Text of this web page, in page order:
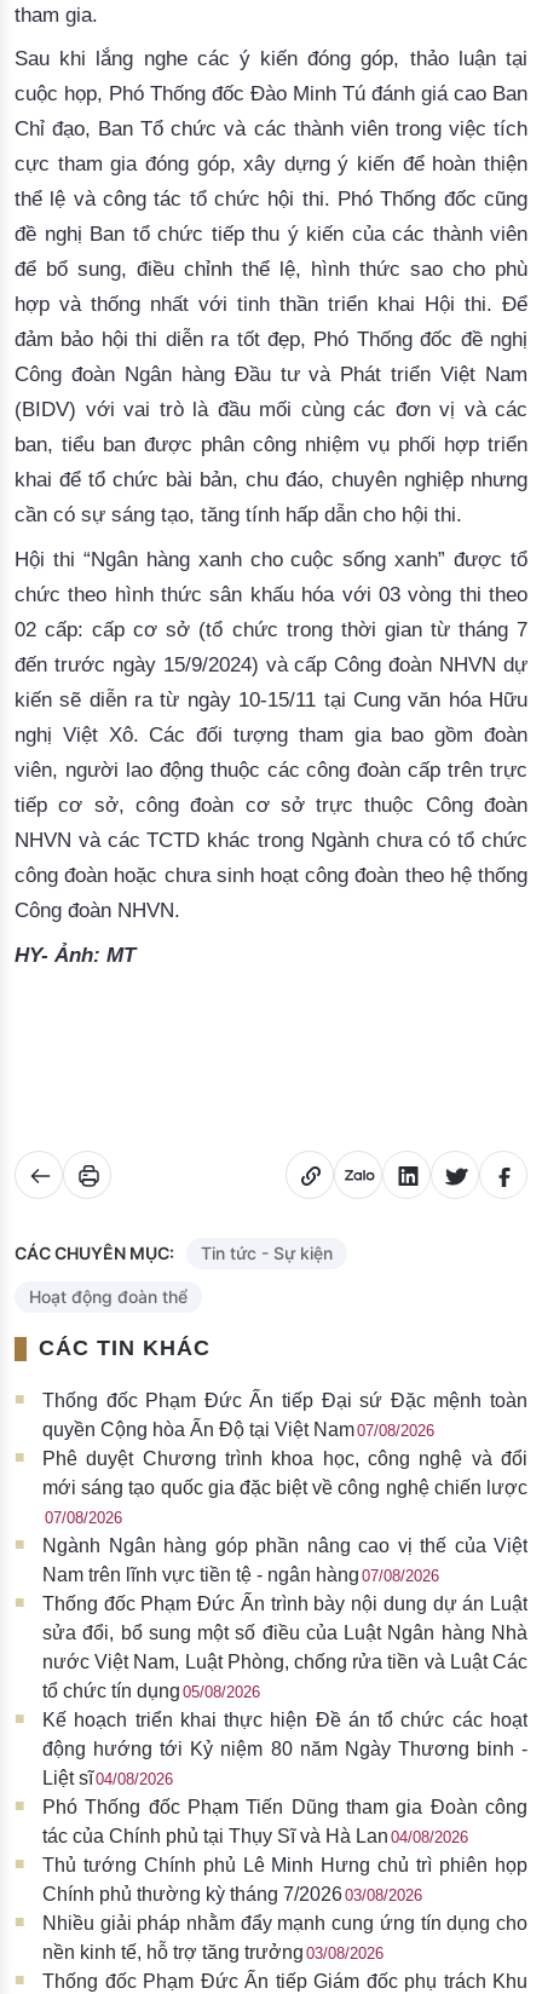
tham gia.
Sau khi lắng nghe các ý kiến đóng góp, thảo luận tại
cuộc họp, Phó Thống đốc Đào Minh Tú đánh giá cao Ban
Chỉ đạo, Ban Tổ chức và các thành viên trong việc tích
cực tham gia đóng góp, xây dựng ý kiến để hoàn thiện
thể lệ và công tác tổ chức hội thi. Phó Thống đốc cũng
đề nghị Ban tổ chức tiếp thu ý kiến của các thành viên
để bổ sung, điều chỉnh thể lệ, hình thức sao cho phù
hợp và thống nhất với tinh thần triển khai Hội thi. Để
Công đoàn Ngân hàng Đầu tư và Phát triển Việt Nam
(BIDV) với vai trò là đầu mối cùng các đơn vị và các
ban, tiểu ban được phân công nhiệm vụ phối hợp triển
khai để tổ chức bài bản, chu đáo, chuyên nghiệp nhưng
cần có sự sáng tạo, tăng tính hấp dẫn cho hội thi.
Hội thi “Ngân hàng xanh cho cuộc sống xanh” được tổ
chức theo hình thức sân khấu hóa với 03 vòng thi theo
02 cấp: cấp cơ sở (tổ chức trong thời gian từ tháng 7
đến trước ngày 15/9/2024) và cấp Công đoàn NHVN dự
kiến sẽ diễn ra từ ngày 10-15/11 tại Cung văn hóa Hữu
nghị Việt Xô. Các đối tượng tham gia bao gồm đoàn
viên, người lao động thuộc các công đoàn cấp trên trực
tiếp cơ sở, công đoàn cơ sở trực thuộc Công đoàn
NHVN và các TCTD khác trong Ngành chưa có tổ chức
công đoàn hoặc chưa sinh hoạt công đoàn theo hệ thống
Công đoàn NHVN.
HY- Ảnh: MT
CÁC CHUYÊN MỤC: Tin tức - Sự kiện
Hoạt động đoàn thể
CÁC TIN KHÁC
Thống đốc Phạm Đức Ấn tiếp Đại sứ Đặc mệnh toàn
quyền Cộng hòa Ấn Độ tại Việt Nam07/08/2026
Phê duyệt Chương trình khoa học, công nghệ và đổi
mới sáng tạo quốc gia đặc biệt về công nghệ chiến lược
07/08/2026
Ngành Ngân hàng góp phần nâng cao vị thế của Việt
Nam trên lĩnh vực tiền tệ - ngân hàng 07/08/2026
Thống đốc Phạm Đức Ấn trình bày nội dung dự án Luật
sửa đổi, bổ sung một số điều của Luật Ngân hàng Nhà
nước Việt Nam, Luật Phòng, chống rửa tiền và Luật Các
tổ chức tín dụng 05/08/2026
Kế hoạch triển khai thực hiện Đề án tổ chức các hoạt
động hướng tới Kỷ niệm 80 năm Ngày Thương binh -
Liệt sĩ04/08/2026
Phó Thống đốc Phạm Tiến Dũng tham gia Đoàn công
tác của Chính phủ tại Thụy Sĩ và Hà Lan 04/08/2026
Thủ tướng Chính phủ Lê Minh Hưng chủ trì phiên họp
Chính phủ thường kỳ tháng 7/202603/08/2026
Nhiều giải pháp nhằm đẩy mạnh cung ứng tín dụng cho
nền kinh tế, hỗ trợ tăng trưởng 03/08/2026
Thống đốc Phạm Đức Ấn tiếp Giám đốc phụ trách Khu